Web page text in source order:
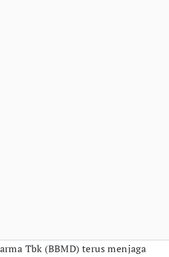
Tbk (BBMD) terus menjaga